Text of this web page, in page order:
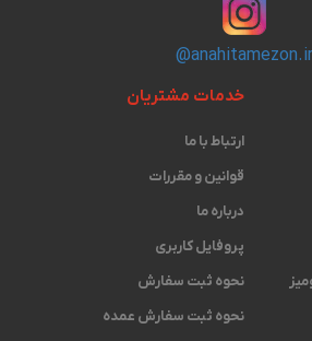
@anahitamezon.ir
خدمات مشتریان
ارتباط با ما
قوانین و مقررات
درباره ما
پروفایل کاربری
نحوه ثبت سفارش
نحوه ثبت سفارش عمده